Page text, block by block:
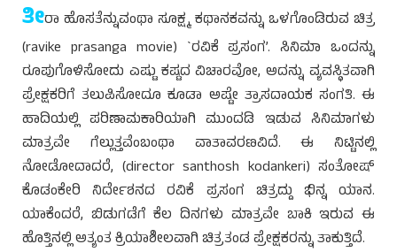
ತೀರಾ ಹೊಸತೆನ್ನುವಂಥಾ ಸೂಕ್ಷ್ಮ ಕಥಾನಕವನ್ನು ಒಳಗೊಂಡಿರುವ ಚಿತ್ರ
(ravike prasanga movie) `ರವಿಕೆ ಪ್ರಸಂಗ’. ಸಿನಿಮಾ ಒಂದನ್ನು
ರೂಪುಗೊಳಿಸೋದು ಎಷ್ಟು ಕಷ್ಟದ ವಿಚಾರವೋ, ಅದನ್ನು ವ್ಯವಸ್ಥಿತವಾಗಿ
ಪ್ರೇಕ್ಷಕರಿಗೆ ತಲುಪಿಸೋದೂ ಕೂಡಾ ಅಷ್ಟೇ ತ್ರಾಸದಾಯಕ ಸಂಗತಿ. ಈ
ಹಾದಿಯಲ್ಲಿ ಪರಿಣಾಮಕಾರಿಯಾಗಿ ಮುಂದಡಿ ಇಡುವ ಸಿನಿಮಾಗಳು
ಮಾತ್ರವೇ ಗೆಲ್ಲುತ್ತವೆಂಬಂಥಾ ವಾತಾವರಣವಿದೆ. ಈ ನಿಟ್ಟಿನಲ್ಲಿ
ನೋಡೋದಾದರೆ, (director santhosh kodankeri) ಸಂತೋಷ್
ಕೊಡಂಕೇರಿ ನಿರ್ದೇಶನದ ರವಿಕೆ ಪ್ರಸಂಗ ಚಿತ್ರದ್ದು ಭಿನ್ನ ಯಾನ.
ಯಾಕೆಂದರೆ, ಬಿಡುಗಡೆಗೆ ಕೆಲ ದಿನಗಳು ಮಾತ್ರವೇ ಬಾಕಿ ಇರುವ ಈ
ಹೊತ್ತಿನಲ್ಲಿ ಅತ್ಯಂತ ಕ್ರಿಯಾಶೀಲವಾಗಿ ಚಿತ್ರತಂಡ ಪ್ರೇಕ್ಷಕರನ್ನು ತಾಕುತ್ತಿದೆ.